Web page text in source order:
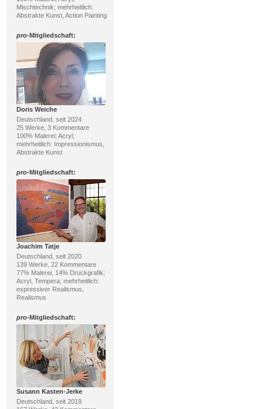
Mischtechnik; mehrheitlich:
Abstrakte Kunst, Action Painting
pro-Mitgliedschaft:
Doris Weiche
Deutschland, seit 2024
25 Werke, 3 Kommentare
100% Malerei; Acryl;
mehrheitlich: Impressionismus,
Abstrakte Kunst
pro-Mitgliedschaft:
Joachim Tatje
Deutschland, seit 2020
139 Werke, 22 Kommentare
77% Malerei, 14% Druckgrafik;
Acryl, Tempera; mehrheitlich:
expressiver Realismus,
Realismus
pro-Mitgliedschaft:
Susann Kasten-Jerke
Deutschland, seit 2019